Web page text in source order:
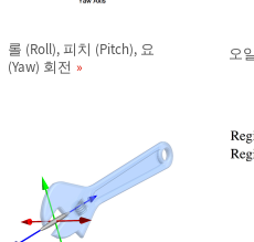
롤 (Roll), 피치 (Pitch), 요
(Yaw) 회전
오